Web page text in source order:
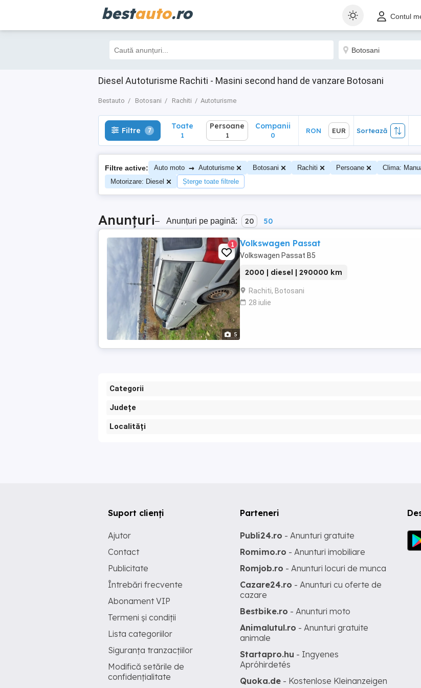
bestauto.ro Contul
Diesel Autoturisme Rachiti - Masini second hand de vanzare Botosani
Bestauto Botosani Rachiti Autoturisme
Filtre 7 Toate
1
Sortează
Filtre 7 Toate
1
Persoane
1
Companii
0
RON EUR Sortează
Filtre active: Auto moto → Autoturisme Botosani Rachiti Persoane Clima:
Motorizare: Diesel
Șterge toate filtrele
Anunțuri– Anunțuri pe pagină: 20 50
5
1 Volkswagen Passat
Volkswagen Passat B5
2000 | diesel | 290000 km
Rachiti, Botosani
28 iulie
Categorii
Județe
Localități
Suport clienți
Ajutor
Contact
Publicitate
Întrebări frecvente
Abonament VIP
Termeni și condiții
Lista categoriilor
Siguranța tranzacțiilor
Modifică setările de
confidențialitate
Parteneri
Publi24.ro - Anunturi gratuite
Romimo.ro - Anunturi imobiliare
Romjob.ro - Anunturi locuri de munca
Cazare24.ro - Anunturi cu oferte de
cazare
Bestbike.ro - Anunturi moto
Animalutul.ro - Anunturi gratuite
animale
Startapro.hu - Ingyenes
Apróhirdetés
Quoka.de - Kostenlose Kleinanzeigen